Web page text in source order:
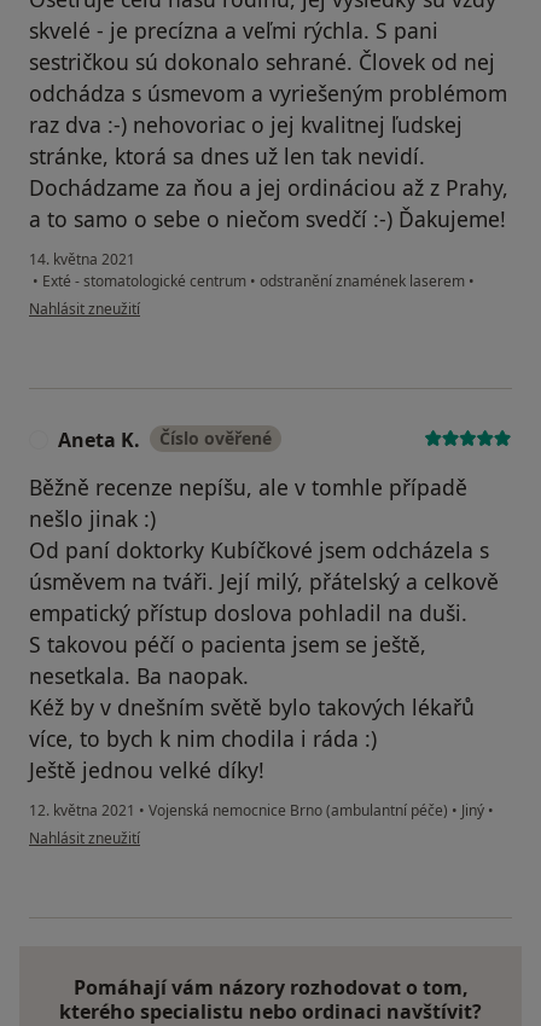
skvelé - je precízna a veľmi rýchla. S pani
sestričkou sú dokonalo sehrané. Človek od nej
odchádza s úsmevom a vyriešeným problémom
raz dva :-) nehovoriac o jej kvalitnej ľudskej
stránke, ktorá sa dnes už len tak nevidí.
Dochádzame za ňou a jej ordináciou až z Prahy,
a to samo o sebe o niečom svedčí :-) Ďakujeme!
14. května 2021
• Exté - stomatologické centrum • odstranění znamének laserem •
podle názoru uživatele Veronika
Nahlásit zneužití
Aneta K. Číslo ověřené
Běžně recenze nepíšu, ale v tomhle případě
nešlo jinak :)
Od paní doktorky Kubíčkové jsem odcházela s
úsměvem na tváři. Její milý, přátelský a celkově
empatický přístup doslova pohladil na duši.
S takovou péčí o pacienta jsem se ještě,
nesetkala. Ba naopak.
Kéž by v dnešním světě bylo takových lékařů
více, to bych k nim chodila i ráda :)
Ještě jednou velké díky!
12. května 2021 • Vojenská nemocnice Brno (ambulantní péče) • Jiný •
podle názoru uživatele Aneta K.
Nahlásit zneužití
Pomáhají vám názory rozhodovat o tom,
kterého specialistu nebo ordinaci navštívit?